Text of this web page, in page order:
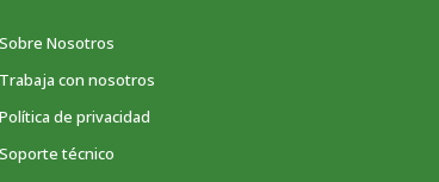
Sobre Nosotros
Trabaja con nosotros
Política de privacidad
Soporte técnico